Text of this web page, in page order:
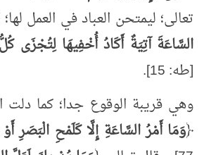
تعالى؛ ليمتحن العباد في العمل
السَّاعَةَ آتِيَةٌ أَكَادُ أُخْفِيهَا
[طه: 15].
وهي قريبة الوقوع جدا؛ كما
﴿وَمَا أَمْرُ السَّاعَةِ إِلَّا كَلَمْحِ الْبَصَرِ